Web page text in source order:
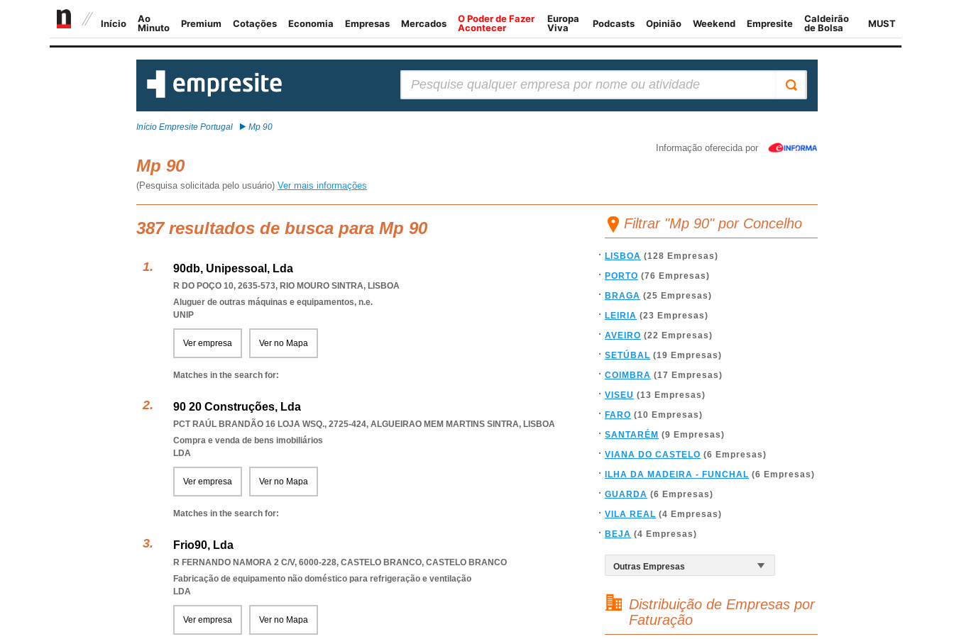
Início Empresite Portugal Mp 90
Informação oferecida por
Mp 90
(Pesquisa solicitada pelo usuário) Ver mais informações
387 resultados de busca para Mp 90
90db, Unipessoal, Lda
R DO POÇO 10, 2635-573, RIO MOURO SINTRA, LISBOA
Aluguer de outras máquinas e equipamentos, n.e.
UNIP
Ver empresa Ver no Mapa
Matches in the search for:
90 20 Construções, Lda
PCT RAÚL BRANDÃO 16 LOJA WSQ., 2725-424, ALGUEIRAO MEM MARTINS SINTRA, LISBOA
Compra e venda de bens imobiliários
LDA
Ver empresa Ver no Mapa
Matches in the search for:
Frio90, Lda
R FERNANDO NAMORA 2 C/V, 6000-228, CASTELO BRANCO, CASTELO BRANCO
Fabricação de equipamento não doméstico para refrigeração e ventilação
LDA
Ver empresa Ver no Mapa
Filtrar "Mp 90" por Concelho
LISBOA (128 Empresas)
PORTO (76 Empresas)
BRAGA (25 Empresas)
LEIRIA (23 Empresas)
AVEIRO (22 Empresas)
SETÚBAL (19 Empresas)
COIMBRA (17 Empresas)
VISEU (13 Empresas)
FARO (10 Empresas)
SANTARÉM (9 Empresas)
VIANA DO CASTELO (6 Empresas)
ILHA DA MADEIRA - FUNCHAL (6 Empresas)
GUARDA (6 Empresas)
VILA REAL (4 Empresas)
BEJA (4 Empresas)
Distribuição de Empresas por
Faturação